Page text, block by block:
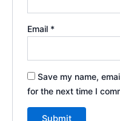
Email *
Save my name,
for the next time I